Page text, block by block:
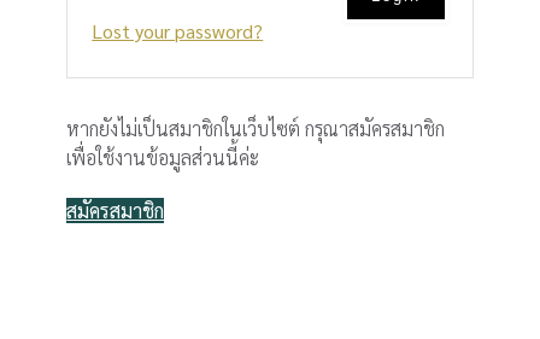
Lost your password?
หากยังไม่เป็นสมาชิกในเว็บไซต์ กรุณาสมัครสมาชิก
เพื่อใช้งานข้อมูลส่วนนี้ค่ะ
สมัครสมาชิก